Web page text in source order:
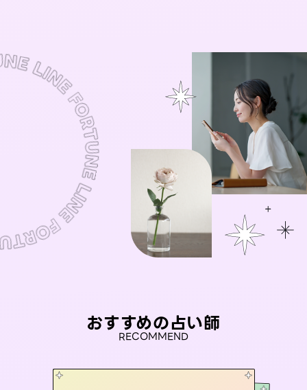
おすすめの占い師
RECOMMEND